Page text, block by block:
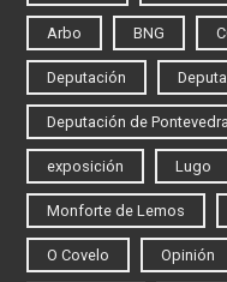
Arbo BNG
Deputación
Deputación de Pontevedra
exposición Lugo
Monforte de Lemos
O Covelo Opinión